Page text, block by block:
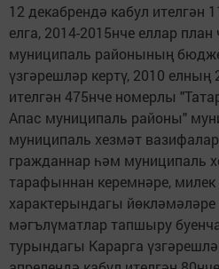
12 декабрендә кабул ителгән
елга, 2014-2015нче еллар
муниципаль районының
үзгәрешләр кертү, 2010 елның
ителгән 475нче номерлы
Апас муниципаль районы"
муниципаль хезмәт
гражданнар һәм муниципаль
тарафыннан керемнәре,
характерындагы
мәгълүматлар тапшыру
турындагы Карарга